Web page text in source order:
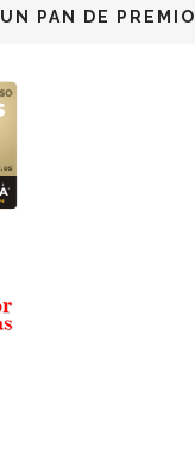
UN PAN DE PREMIO